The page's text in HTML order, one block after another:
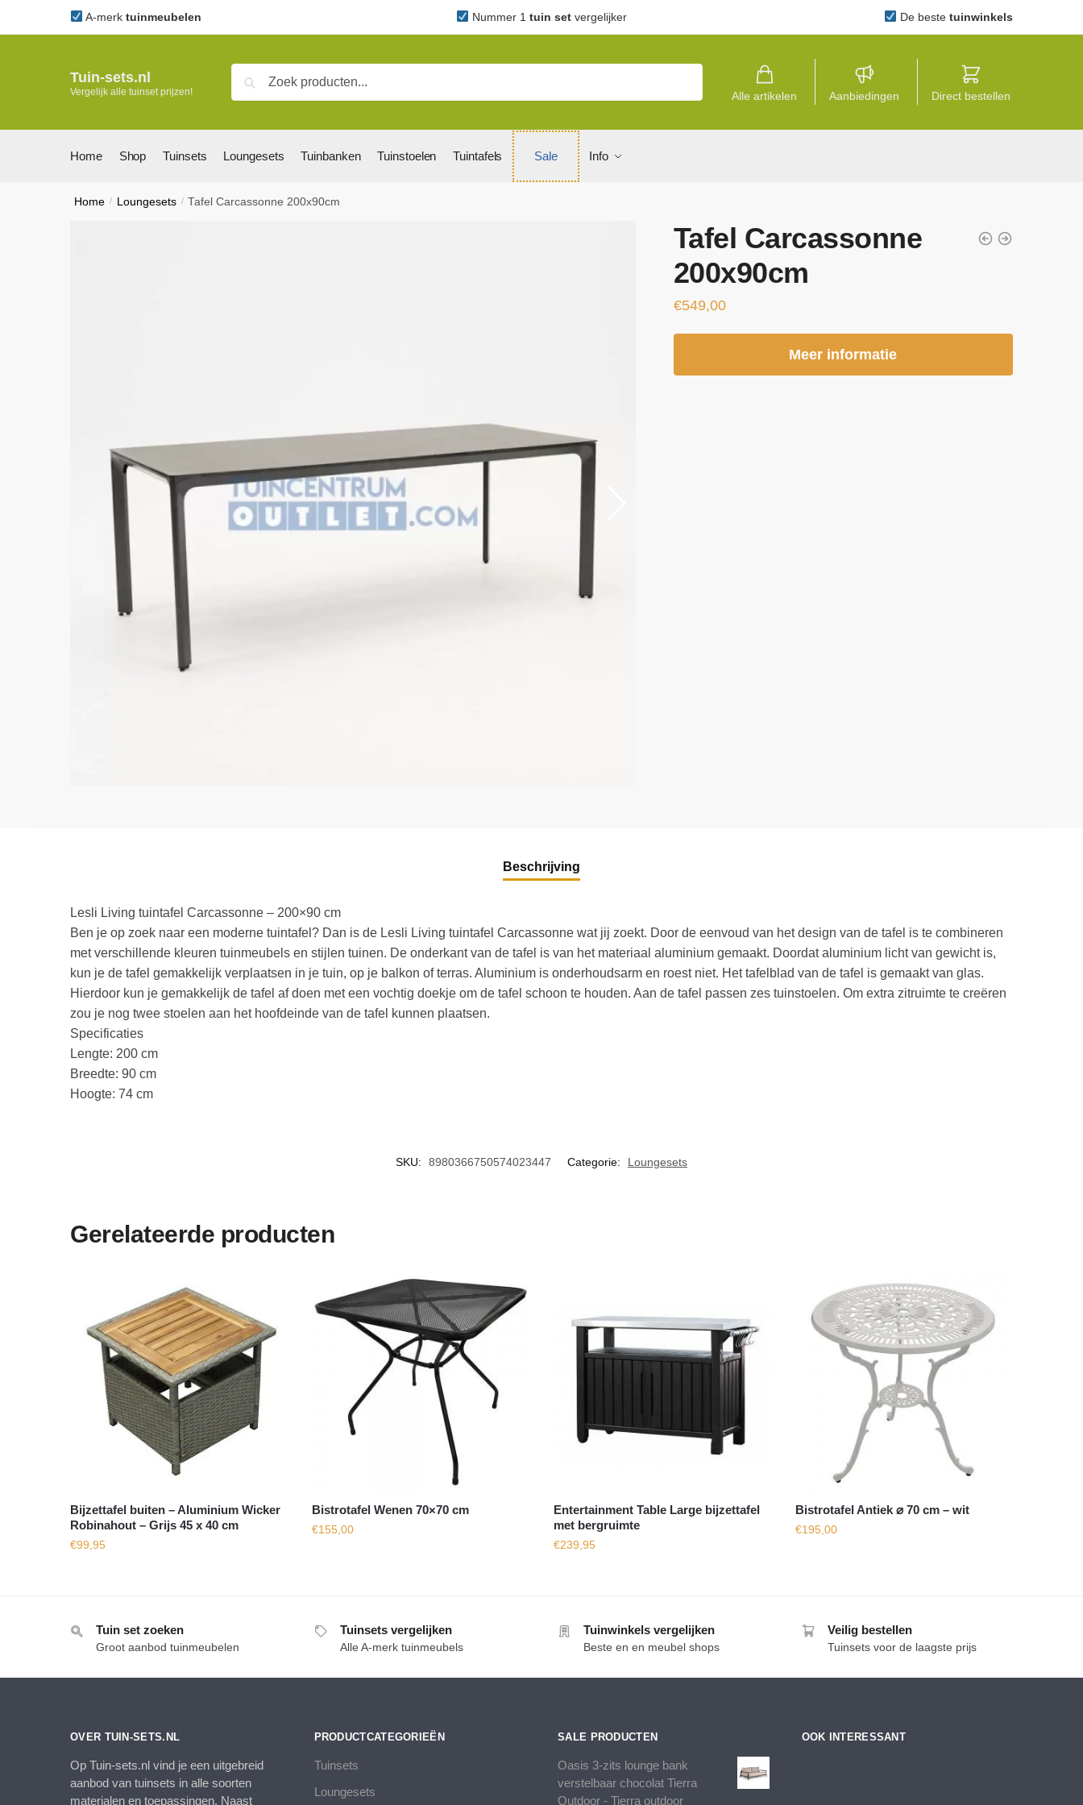
A-merk tuinmeubelen Nummer 1 tuin set vergelijker De beste tuinwinkels
Tuin-sets.nl
Vergelijk alle tuinset prijzen!
Zoeken
Alle artikelen Aanbiedingen Direct bestellen
Home Shop Tuinsets Loungesets Tuinbanken Tuinstoelen Tuintafels Sale Info
Home / Loungesets / Tafel Carcassonne 200x90cm
Tafel Carcassonne
200x90cm
€549,00
Meer informatie
Beschrijving
Lesli Living tuintafel Carcassonne – 200×90 cm
Ben je op zoek naar een moderne tuintafel? Dan is de Lesli Living tuintafel Carcassonne wat jij zoekt. Door de eenvoud van het design van de tafel is te combineren
met verschillende kleuren tuinmeubels en stijlen tuinen. De onderkant van de tafel is van het materiaal aluminium gemaakt. Doordat aluminium licht van gewicht is,
kun je de tafel gemakkelijk verplaatsen in je tuin, op je balkon of terras. Aluminium is onderhoudsarm en roest niet. Het tafelblad van de tafel is gemaakt van glas.
Hierdoor kun je gemakkelijk de tafel af doen met een vochtig doekje om de tafel schoon te houden. Aan de tafel passen zes tuinstoelen. Om extra zitruimte te creëren
zou je nog twee stoelen aan het hoofdeinde van de tafel kunnen plaatsen.
Specificaties
Lengte: 200 cm
Breedte: 90 cm
Hoogte: 74 cm
SKU: 8980366750574023447 Categorie: Loungesets
Gerelateerde producten
Bijzettafel buiten – Aluminium Wicker
Robinahout – Grijs 45 x 40 cm
€99,95
Bistrotafel Wenen 70×70 cm
€155,00
Entertainment Table Large bijzettafel
met bergruimte
€239,95
Bistrotafel Antiek ⌀ 70 cm – wit
€195,00
Tuin set zoeken
Groot aanbod tuinmeubelen
Tuinsets vergelijken
Alle A-merk tuinmeubels
Tuinwinkels vergelijken
Beste en en meubel shops
Veilig bestellen
Tuinsets voor de laagste prijs
OVER TUIN-SETS.NL
Op Tuin-sets.nl vind je een uitgebreid
aanbod van tuinsets in alle soorten
materialen en toepassingen. Naast
PRODUCTCATEGORIEËN
Tuinsets
Loungesets
SALE PRODUCTEN
Oasis 3-zits lounge bank
verstelbaar chocolat Tierra
Outdoor - Tierra outdoor
OOK INTERESSANT